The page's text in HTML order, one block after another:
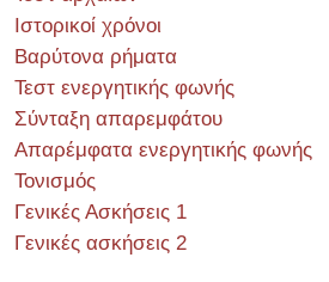
Ιστορικοί χρόνοι
Βαρύτονα ρήματα
Τεστ ενεργητικής φωνής
Σύνταξη απαρεμφάτου
Απαρέμφατα ενεργητικής φωνής
Τονισμός
Γενικές Ασκήσεις 1
Γενικές ασκήσεις 2